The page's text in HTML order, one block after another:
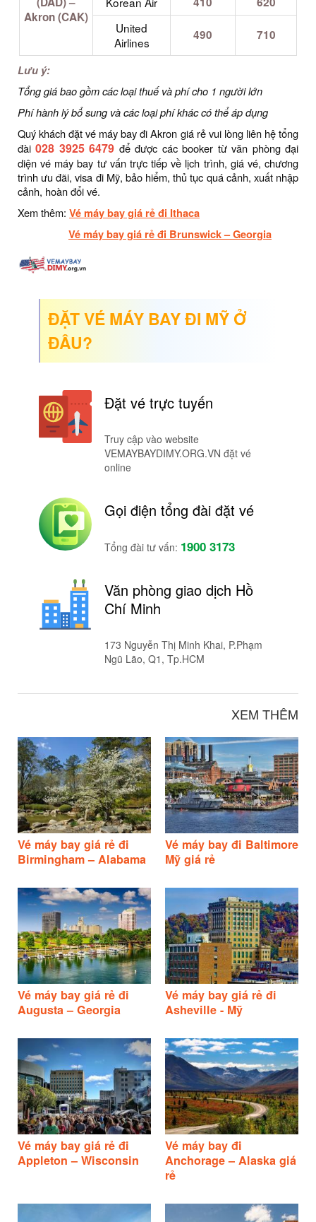
Akron (CAK)
United
Airlines
490 710
Lưu ý:
Tổng giá bao gồm các loại thuế và phí cho 1 người lớn
Phí hành lý bổ sung và các loại phí khác có thể áp dụng
Quý khách đặt vé máy bay đi Akron giá rẻ vui lòng liên hệ tổng
đài028 3925 6479 để được các booker từ văn phòng đại
diện vé máy bay tư vấn trực tiếp về lịch trình, giá vé, chương
trình ưu đãi, visa đi Mỹ, bảo hiểm, thủ tục quá cảnh, xuất nhập
cảnh, hoàn đổi vé.
Xem thêm: Vé máy bay giá rẻ đi Ithaca
Vé máy bay giá rẻ đi Brunswick – Georgia
ĐẶT VÉ MÁY BAY ĐI MỸ Ở
ĐÂU?
Đặt vé trực tuyến
Truy cập vào website
VEMAYBAYDIMY.ORG.VN đặt vé
online
Gọi điện tổng đài đặt vé
Tổng đài tư vấn: 1900 3173
Văn phòng giao dịch Hồ
Chí Minh
173 Nguyễn Thị Minh Khai, P.Phạm
Ngũ Lão, Q1, Tp.HCM
XEM THÊM
Vé máy bay giá rẻ đi
Birmingham – Alabama
Vé máy bay đi Baltimore
Mỹ giá rẻ
Vé máy bay giá rẻ đi
Augusta – Georgia
Vé máy bay giá rẻ đi
Asheville - Mỹ
Vé máy bay giá rẻ đi
Appleton – Wisconsin
Vé máy bay đi
Anchorage – Alaska giá
rẻ